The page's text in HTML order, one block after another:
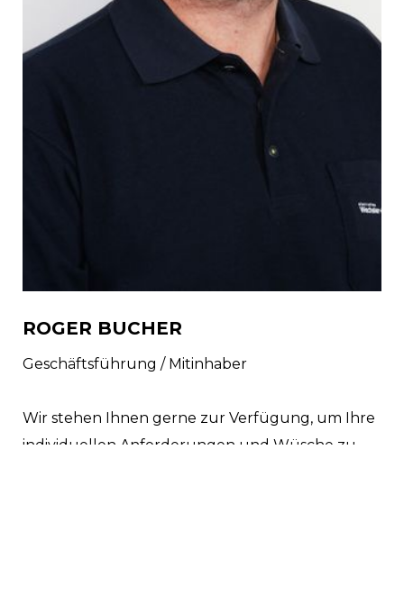
ROGER BUCHER
Geschäftsführung / Mitinhaber
Wir stehen Ihnen gerne zur Verfügung, um Ihre
individuellen Anforderungen und Wüsche zu